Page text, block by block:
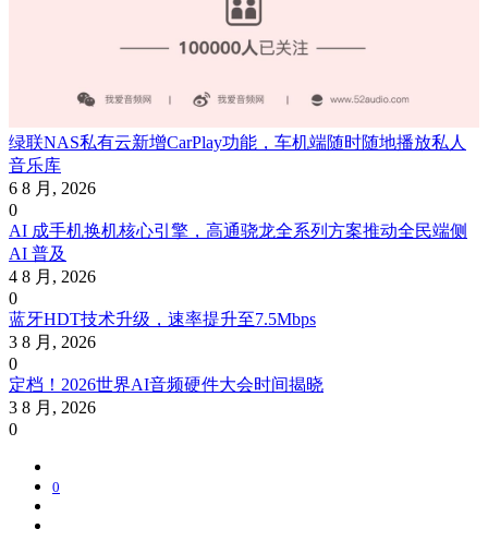
绿联NAS私有云新增CarPlay功能，车机端随时随地播放私人
音乐库
6 8 月, 2026
0
AI 成手机换机核心引擎，高通骁龙全系列方案推动全民端侧
AI 普及
4 8 月, 2026
0
蓝牙HDT技术升级，速率提升至7.5Mbps
3 8 月, 2026
0
定档！2026世界AI音频硬件大会时间揭晓
3 8 月, 2026
0
0